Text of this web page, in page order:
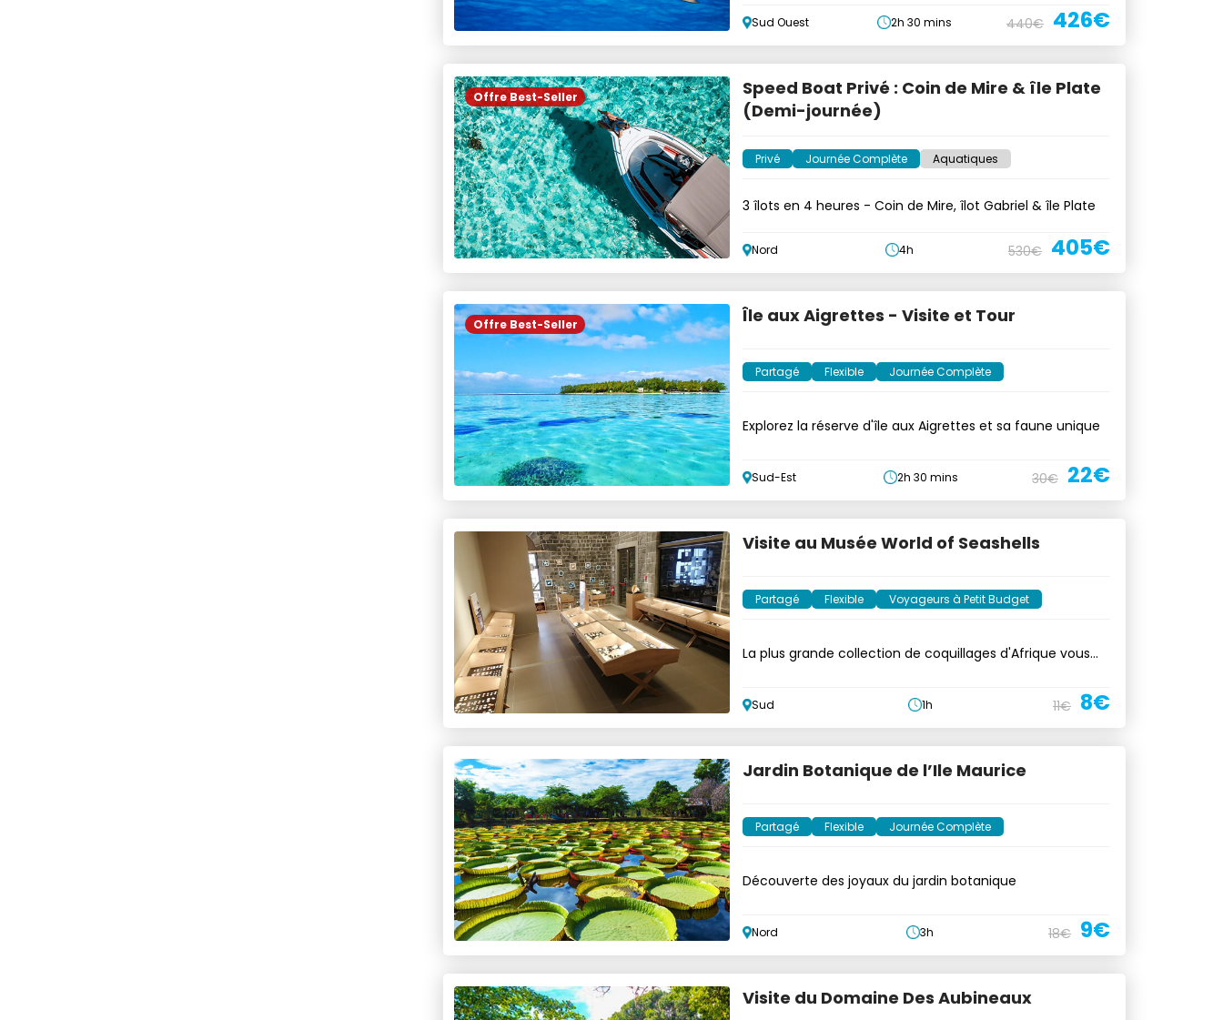
Sud Ouest 2h 30 mins 440€ 426€
Offre Best-Seller
Speed Boat Privé : Coin de Mire & île Plate
(Demi-journée)
Privé Journée Complète Aquatiques
3 îlots en 4 heures - Coin de Mire, îlot Gabriel & île Plate
Nord 4h 530€ 405€
Offre Best-Seller Île aux Aigrettes - Visite et Tour
Partagé Flexible Journée Complète
Explorez la réserve d'île aux Aigrettes et sa faune unique
Sud-Est 2h 30 mins 30€ 22€
Visite au Musée World of Seashells
Partagé Flexible Voyageurs à Petit Budget
La plus grande collection de coquillages d'Afrique vous
Sud 1h 11€ 8€
Jardin Botanique de l’Ile Maurice
Partagé Flexible Journée Complète
Découverte des joyaux du jardin botanique
Nord 3h 18€ 9€
Visite du Domaine Des Aubineaux